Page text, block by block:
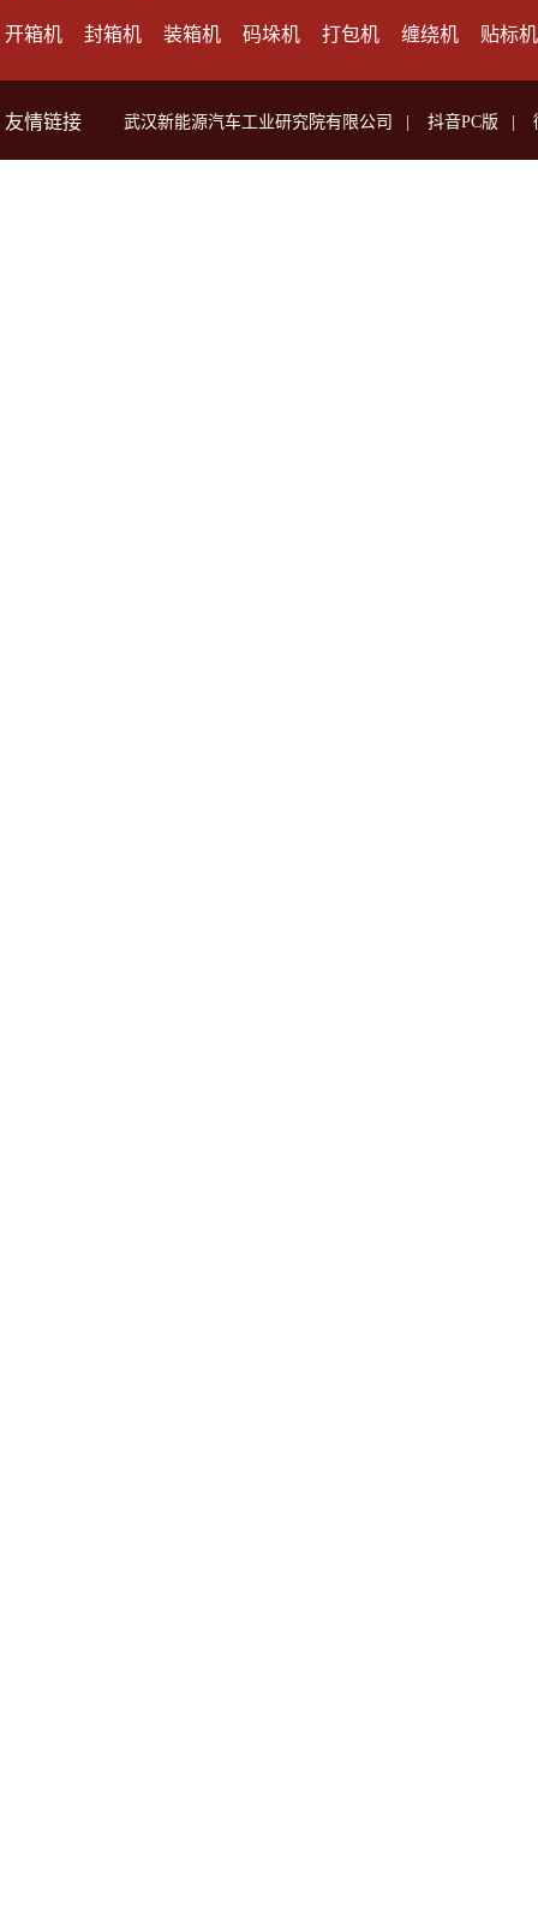
开箱机 封箱机 装箱机 码垛机 打包机 缠绕机 贴标机
友情链接 武汉新能源汽车工业研究院有限公司 抖音PC版